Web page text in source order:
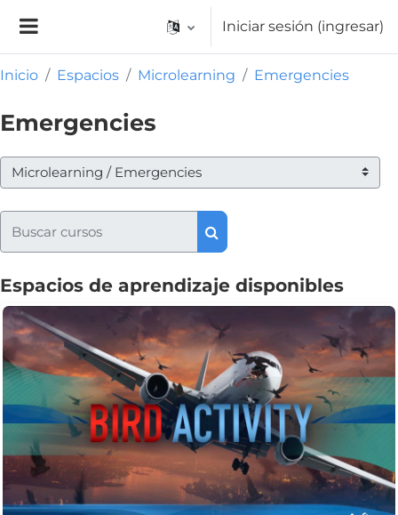
Iniciar sesión (ingresar)
Inicio Espacios Microlearning Emergencies
Emergencies
Categorías de espacios
Buscar cursos
Espacios de aprendizaje disponibles